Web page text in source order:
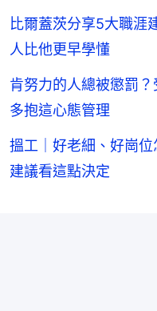
比爾蓋茨分享5大職
人比他更早學懂
肯努力的人總被懲罰
多抱這心態管理
搵工｜好老細、好崗
建議看這點決定